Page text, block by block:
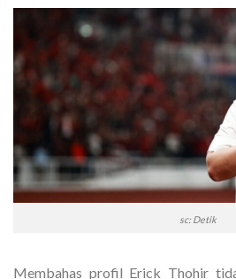
sc: Detik
Membahas profil Erick Thohir